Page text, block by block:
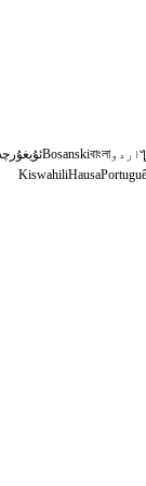
اردوবাংলা
Bosanski
Hausa
Kiswahili